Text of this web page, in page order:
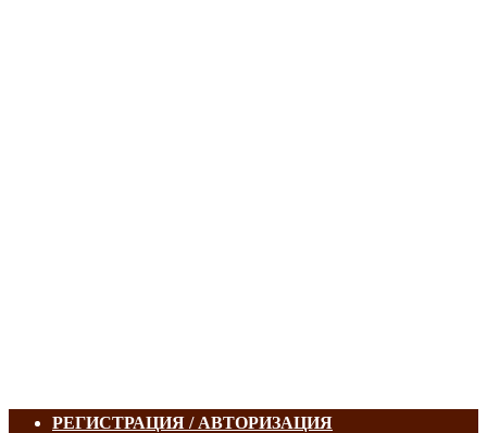
РЕГИСТРАЦИЯ / АВТОРИЗАЦИЯ